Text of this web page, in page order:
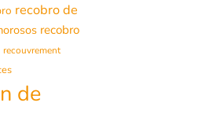
recobro de
recobro
recouvrement
de